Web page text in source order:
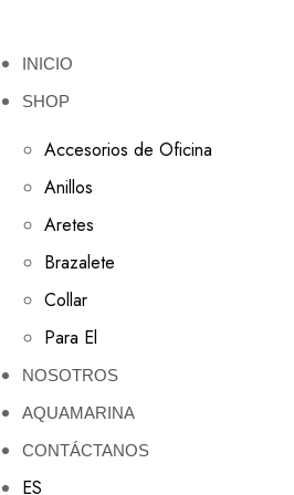
INICIO
SHOP
Accesorios de Oficina
Anillos
Aretes
Brazalete
Collar
Para El
NOSOTROS
AQUAMARINA
CONTÁCTANOS
ES